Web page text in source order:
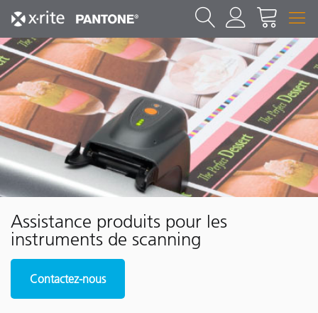
Assistance produits pour les
instruments de scanning
Contactez-nous